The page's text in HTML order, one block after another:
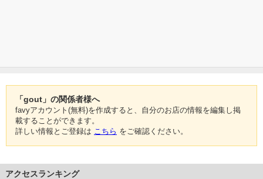
「gout」の関係者様へ
favyアカウント(無料)を作成すると、自分のお店の情報を編集し掲
載することができます。
詳しい情報とご登録は こちら をご確認ください。
アクセスランキング